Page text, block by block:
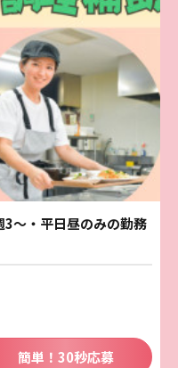
～・平日昼のみの勤務
簡単！30秒応募